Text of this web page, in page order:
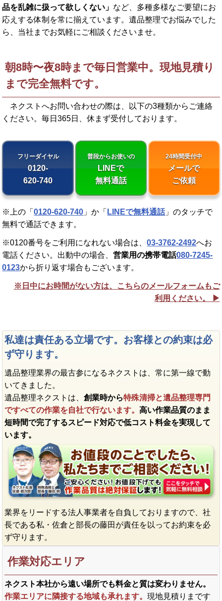
品を乱雑に扱って欲しくない」 など、多種多様なご要望にお
応えする体制を常に揃えています。遺品整理でお悩みでした
ら、当社までお気軽にご相談くださいませ。
朝8時〜夜8時まで毎日営業中。現地見積り
まで完全無料です。
ネクストへお問い合わせの際は、以下の3種類からご連絡
ください。毎日365日、休まず受付しております。
フリーダイヤル
0120-
620-740
普段からお使いの
LINEで
無料通話
24時間受付中
メールで
ご依頼
※上の「0120-620-740 」か「 LINEで無料通話」のタッチで
無料で通話できます。
※0120番号をご利用になれない場合は、03-3762-2492へお
電話ください。出動中の場合、営業用の携帯電話080-7245-
0123から折り返す場合もございます。
※日中にお時間がない方は、こちらのメールフォームもご
利用ください。 ▶︎
私達は責任ある立場です。お客様との約束は必
ず守ります。
遺品整理業界の最古参になるネクストは、常に第一線で動
いてきました。
遺品整理ネクストは、創業時から特殊清掃と遺品整理専門
ですべての作業を自社で行ないます。高い作業品質のまま
短時間で完了するスピード対応で低コスト料金を実現して
います。
業界をリードする法人事業者を自負しておりますので、社
長である私・佐倉と部長の藤田が責任を以ってお約束を必
ず守ります。
作業対応エリア
ネクスト本社から遠い場所でも料金と質は変わりません。
作業エリアに隣接する地域も承れます。現地見積りまです